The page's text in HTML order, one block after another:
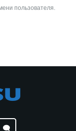
пользователя.